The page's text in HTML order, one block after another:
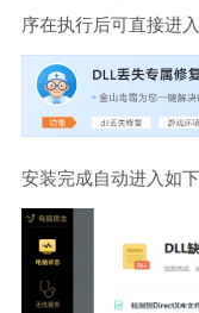
序在执行后可直接进
安装完成自动进入如